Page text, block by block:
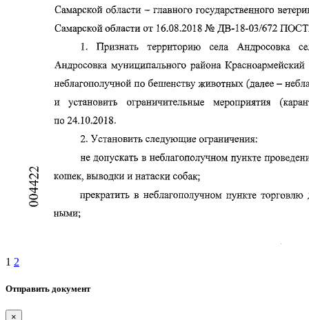
1 2
Отправить документ
×